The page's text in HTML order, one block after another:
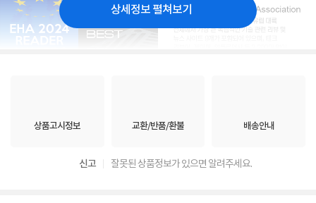
상세정보 펼쳐보기
상품고시정보 교환/반품/환불 배송안내
신고 잘못된 상품정보가 있으면 알려주세요.